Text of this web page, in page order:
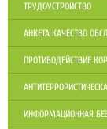
ТРУДОУСТРОЙСТВО
АНКЕТА КАЧЕСТВО
ПРОТИВОДЕЙСТВИЕ
ИНФОРМАЦИОННАЯ